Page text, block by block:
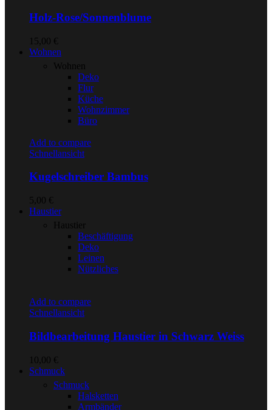
Holz-Rose/Sonnenblume
15,00 €
Wohnen
Wohnen
Deko
Flur
Küche
Wohnzimmer
Büro
Add to compare
Schnellansicht
Kugelschreiber Bambus
5,00 €
Haustier
Haustier
Beschäftigung
Deko
Leinen
Nützliches
Add to compare
Schnellansicht
Bildbearbeitung Haustier in Schwarz Weiss
10,00 €
Schmuck
Schmuck
Halsketten
Armbänder